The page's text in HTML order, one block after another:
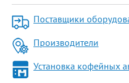
Поставщики
Производители
Установка кофейных